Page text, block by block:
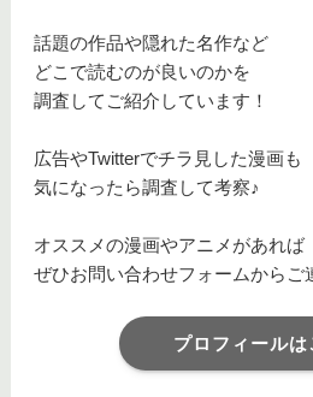
話題の作品や隠れた名作など
どこで読むのが良いのかを
調査してご紹介しています！
広告やTwitterでチラ見した漫画も
気になったら調査して考察♪
オススメの漫画やアニメがあれば
ぜひお問い合わせフォームからご
プロフィールは